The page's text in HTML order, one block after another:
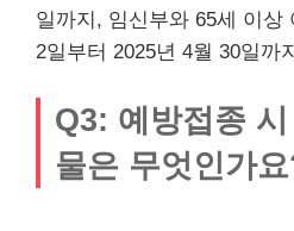
일까지, 임신부와 65세 이상
2일부터 2025년 4월 30일까
Q3: 예방접종 시
물은 무엇인가